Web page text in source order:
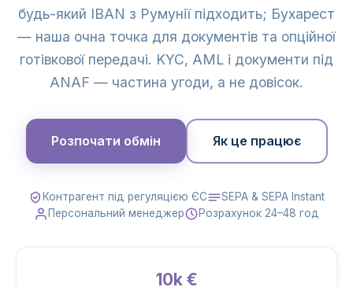
будь-який IBAN з Румунії підходить; Бухарест
— наша очна точка для документів та опційної
готівкової передачі. KYC, AML і документи під
ANAF — частина угоди, а не довісок.
Розпочати обмін Як це працює
Контрагент під регуляцією ЄС
SEPA & SEPA Instant
Персональний менеджер
Розрахунок 24–48 год
10k €